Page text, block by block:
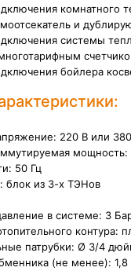
комнатного
и
системы
бойлера
220 В или
мощность:
50 Гц
блок из 3-х ТЭНов
в системе: 3
контура:
патрубки: Ø 3/4
(не менее): 1,8